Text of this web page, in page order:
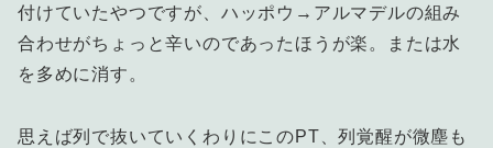
付けていたやつですが、ハッポウ→アルマデルの組み
合わせがちょっと辛いのであったほうが楽。または水
を多めに消す。
思えば列で抜いていくわりにこのPT、列覚醒が微塵も